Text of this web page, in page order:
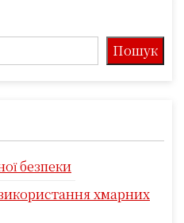
Пошук
безпеки
хмарних